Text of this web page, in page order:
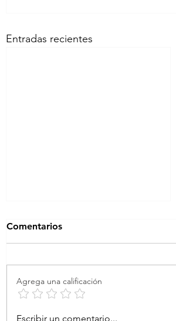
Entradas recientes
La formación corporativa
Comentarios
Agrega una calificación
Escribir un comentario...